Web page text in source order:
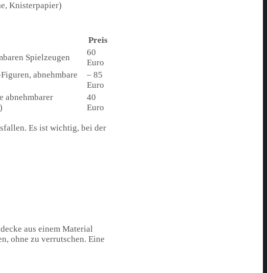
Knisterpapier)
Preis
Spielzeugen
60
Euro
abnehmbare
– 85
Euro
abnehmbarer
40
Euro
Es ist wichtig, bei der
aus einem Material
ohne zu verrutschen. Eine